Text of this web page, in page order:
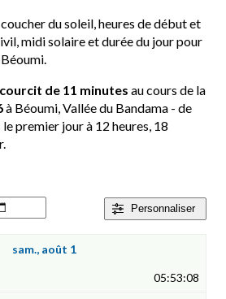
du soleil, heures de début et
midi solaire et durée du jour pour
de 11 minutes au cours de la
à Béoumi, Vallée du Bandama - de
premier jour à 12 heures, 18
Personnaliser
sam., août 1
05:53:08